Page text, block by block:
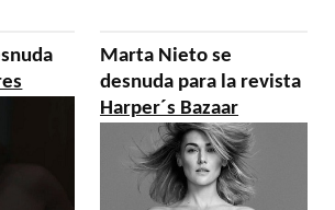
Marta Nieto se
desnuda para la revista
Harper´s Bazaar